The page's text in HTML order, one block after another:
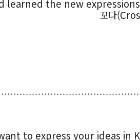
learned the new
꼬다
to express your ideas in